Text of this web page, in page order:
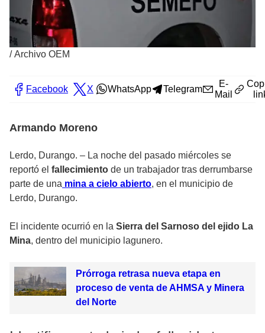
/Archivo OEM
Facebook X WhatsApp Telegram
E-
Mail
Armando Moreno
Lerdo, Durango. – La noche del pasado miércoles se
reportó el fallecimiento de un trabajador tras derrumbarse
parte de una mina a cielo abierto, en el municipio de
Lerdo, Durango.
El incidente ocurrió en la Sierra del Sarnoso del ejido La
Mina, dentro del municipio lagunero.
Prórroga retrasa nueva etapa en
proceso de venta de AHMSA y Minera
del Norte